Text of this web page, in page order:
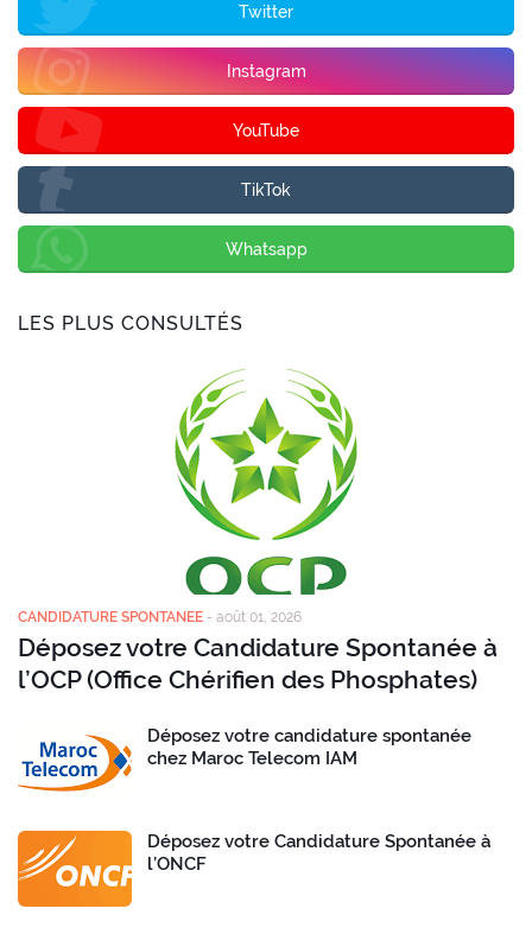
Twitter
Instagram
YouTube
TikTok
Whatsapp
LES PLUS CONSULTÉS
CANDIDATURE SPONTANEE - août 01, 2026
Déposez votre Candidature Spontanée à
l’OCP (Office Chérifien des Phosphates)
Déposez votre candidature spontanée
chez Maroc Telecom IAM
Déposez votre Candidature Spontanée à
l’ONCF